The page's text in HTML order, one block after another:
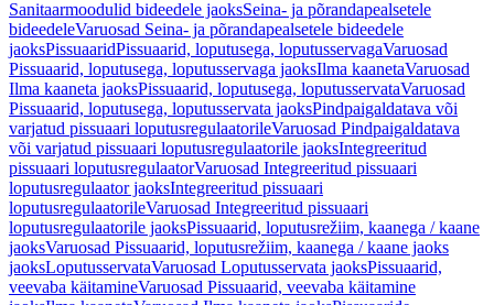
Sanitaarmoodulid bideedele jaoksSeina- ja põrandapealsetele
bideedeleVaruosad Seina- ja põrandapealsetele bideedele
jaoksPissuaaridPissuaarid, loputusega, loputusservagaVaruosad
Pissuaarid, loputusega, loputusservaga jaoksIlma kaanetaVaruosad
Ilma kaaneta jaoksPissuaarid, loputusega, loputusservataVaruosad
Pissuaarid, loputusega, loputusservata jaoksPindpaigaldatava või
varjatud pissuaari loputusregulaatorileVaruosad Pindpaigaldatava
või varjatud pissuaari loputusregulaatorile jaoksIntegreeritud
pissuaari loputusregulaatorVaruosad Integreeritud pissuaari
loputusregulaator jaoksIntegreeritud pissuaari
loputusregulaatorileVaruosad Integreeritud pissuaari
loputusregulaatorile jaoksPissuaarid, loputusrežiim, kaanega / kaane
jaoksVaruosad Pissuaarid, loputusrežiim, kaanega / kaane jaoks
jaoksLoputusservataVaruosad Loputusservata jaoksPissuaarid,
veevaba käitamineVaruosad Pissuaarid, veevaba käitamine